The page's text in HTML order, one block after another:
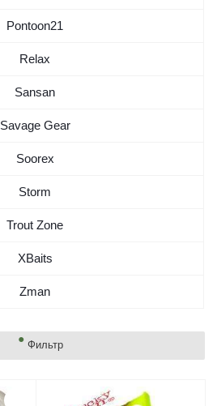
Pontoon21
Relax
Sansan
Savage Gear
Soorex
Storm
Trout Zone
XBaits
Zman
Фильтр